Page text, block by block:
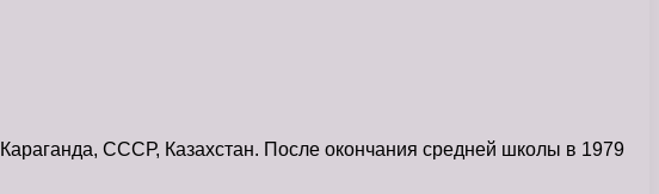
СССР, Казахстан. После окончания средней школы в 1979